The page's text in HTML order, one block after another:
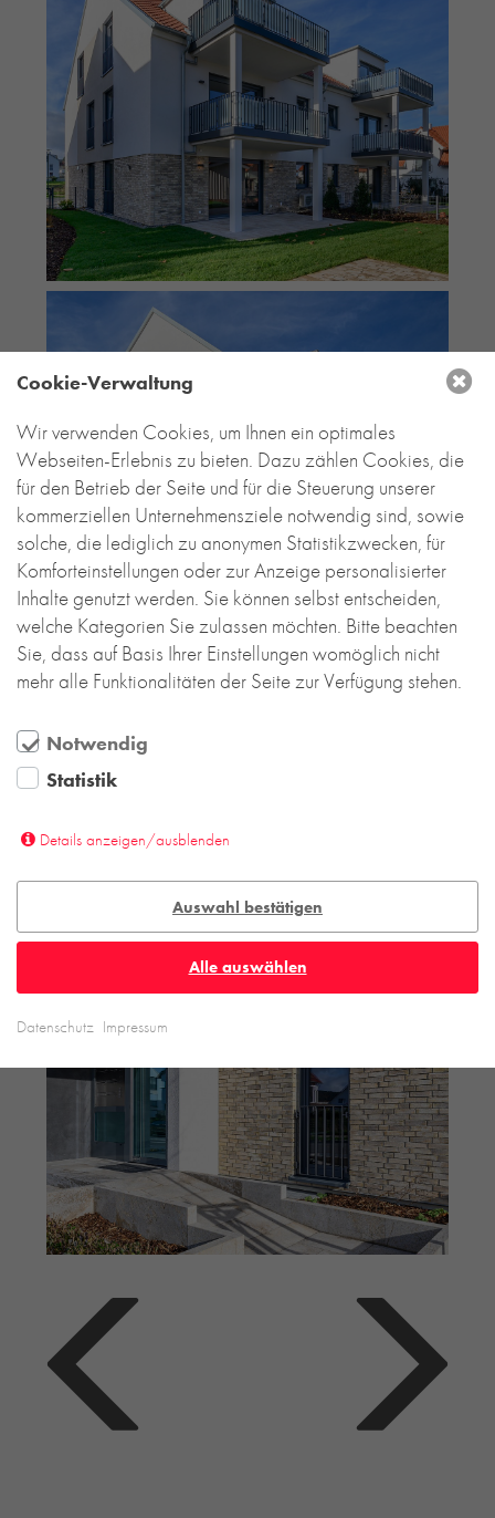
Cookie-Verwaltung
Wir verwenden Cookies, um Ihnen ein optimales
Webseiten-Erlebnis zu bieten. Dazu zählen Cookies, die
für den Betrieb der Seite und für die Steuerung unserer
kommerziellen Unternehmensziele notwendig sind, sowie
solche, die lediglich zu anonymen Statistikzwecken, für
Komforteinstellungen oder zur Anzeige personalisierter
Inhalte genutzt werden. Sie können selbst entscheiden,
welche Kategorien Sie zulassen möchten. Bitte beachten
Sie, dass auf Basis Ihrer Einstellungen womöglich nicht
mehr alle Funktionalitäten der Seite zur Verfügung stehen.
Notwendig
Statistik
Details anzeigen/ausblenden
Auswahl bestätigen
Alle auswählen
Datenschutz Impressum